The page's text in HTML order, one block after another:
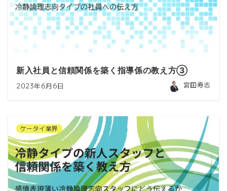
新入社員と信頼関係を築く指導係の教え方③
2023年6月6日 宮田寿志
ケータイ業界